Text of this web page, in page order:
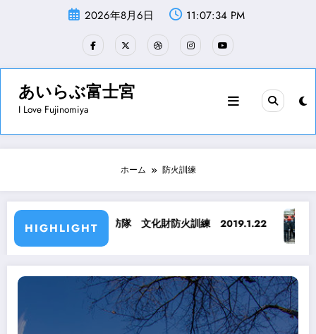
へ
2026年8月6日 11:07:34 PM
あいらぶ富士宮
I Love Fujinomiya
ホーム 防火訓練
HIGHLIGHT
士宮第三分団消防隊 文化財防火訓練 2019.1.22 富士